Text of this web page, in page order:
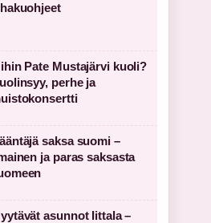
Pate Mustajärvi kuoli?
perhe ja
saksa suomi –
ja paras saksasta
asunnot Iittala –